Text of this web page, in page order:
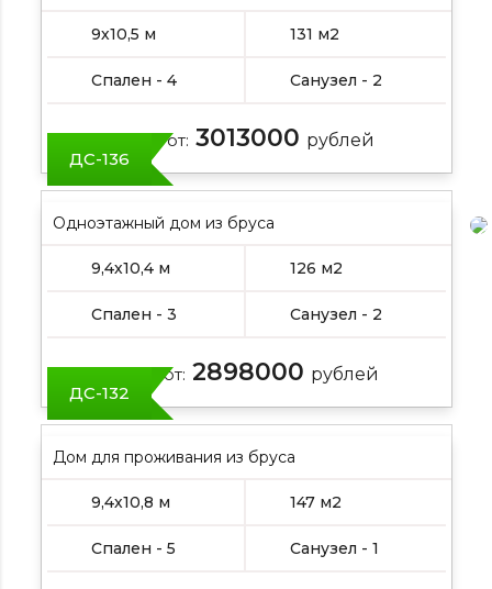
9х10,5 м 131 м2
Спален - 4 Санузел - 2
Цена от: 3013000 рублей
ДС-136
Одноэтажный дом из бруса
9,4х10,4 м 126 м2
Спален - 3 Санузел - 2
Цена от: 2898000 рублей
ДС-132
Дом для проживания из бруса
9,4х10,8 м 147 м2
Спален - 5 Санузел - 1